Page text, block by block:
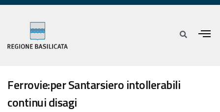
Ferrovie:per Santarsiero intollerabili
continui disagi